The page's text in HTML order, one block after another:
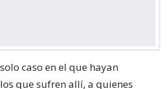
caso en el que hayan
que sufren allí, a quienes